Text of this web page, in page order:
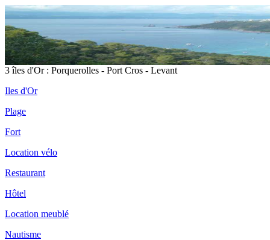
3 îles d'Or : Porquerolles - Port Cros - Levant
Iles d'Or
Plage
Fort
Location vélo
Restaurant
Hôtel
Location meublé
Nautisme